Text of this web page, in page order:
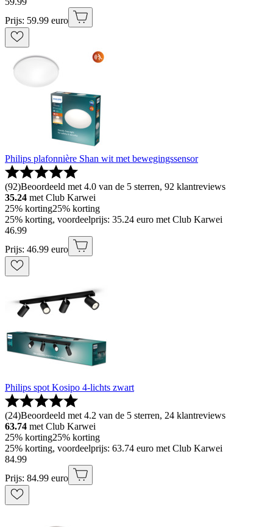
Prijs: 59.99 euro
Philips plafonnière Shan wit met bewegingssensor
(92)Beoordeeld met 4.0 van de 5 sterren, 92 klantreviews
35.24 met Club Karwei
25% korting25% korting
25% korting, voordeelprijs: 35.24 euro met Club Karwei
46.99
Prijs: 46.99 euro
Philips spot Kosipo 4-lichts zwart
(24)Beoordeeld met 4.2 van de 5 sterren, 24 klantreviews
63.74 met Club Karwei
25% korting25% korting
25% korting, voordeelprijs: 63.74 euro met Club Karwei
84.99
Prijs: 84.99 euro